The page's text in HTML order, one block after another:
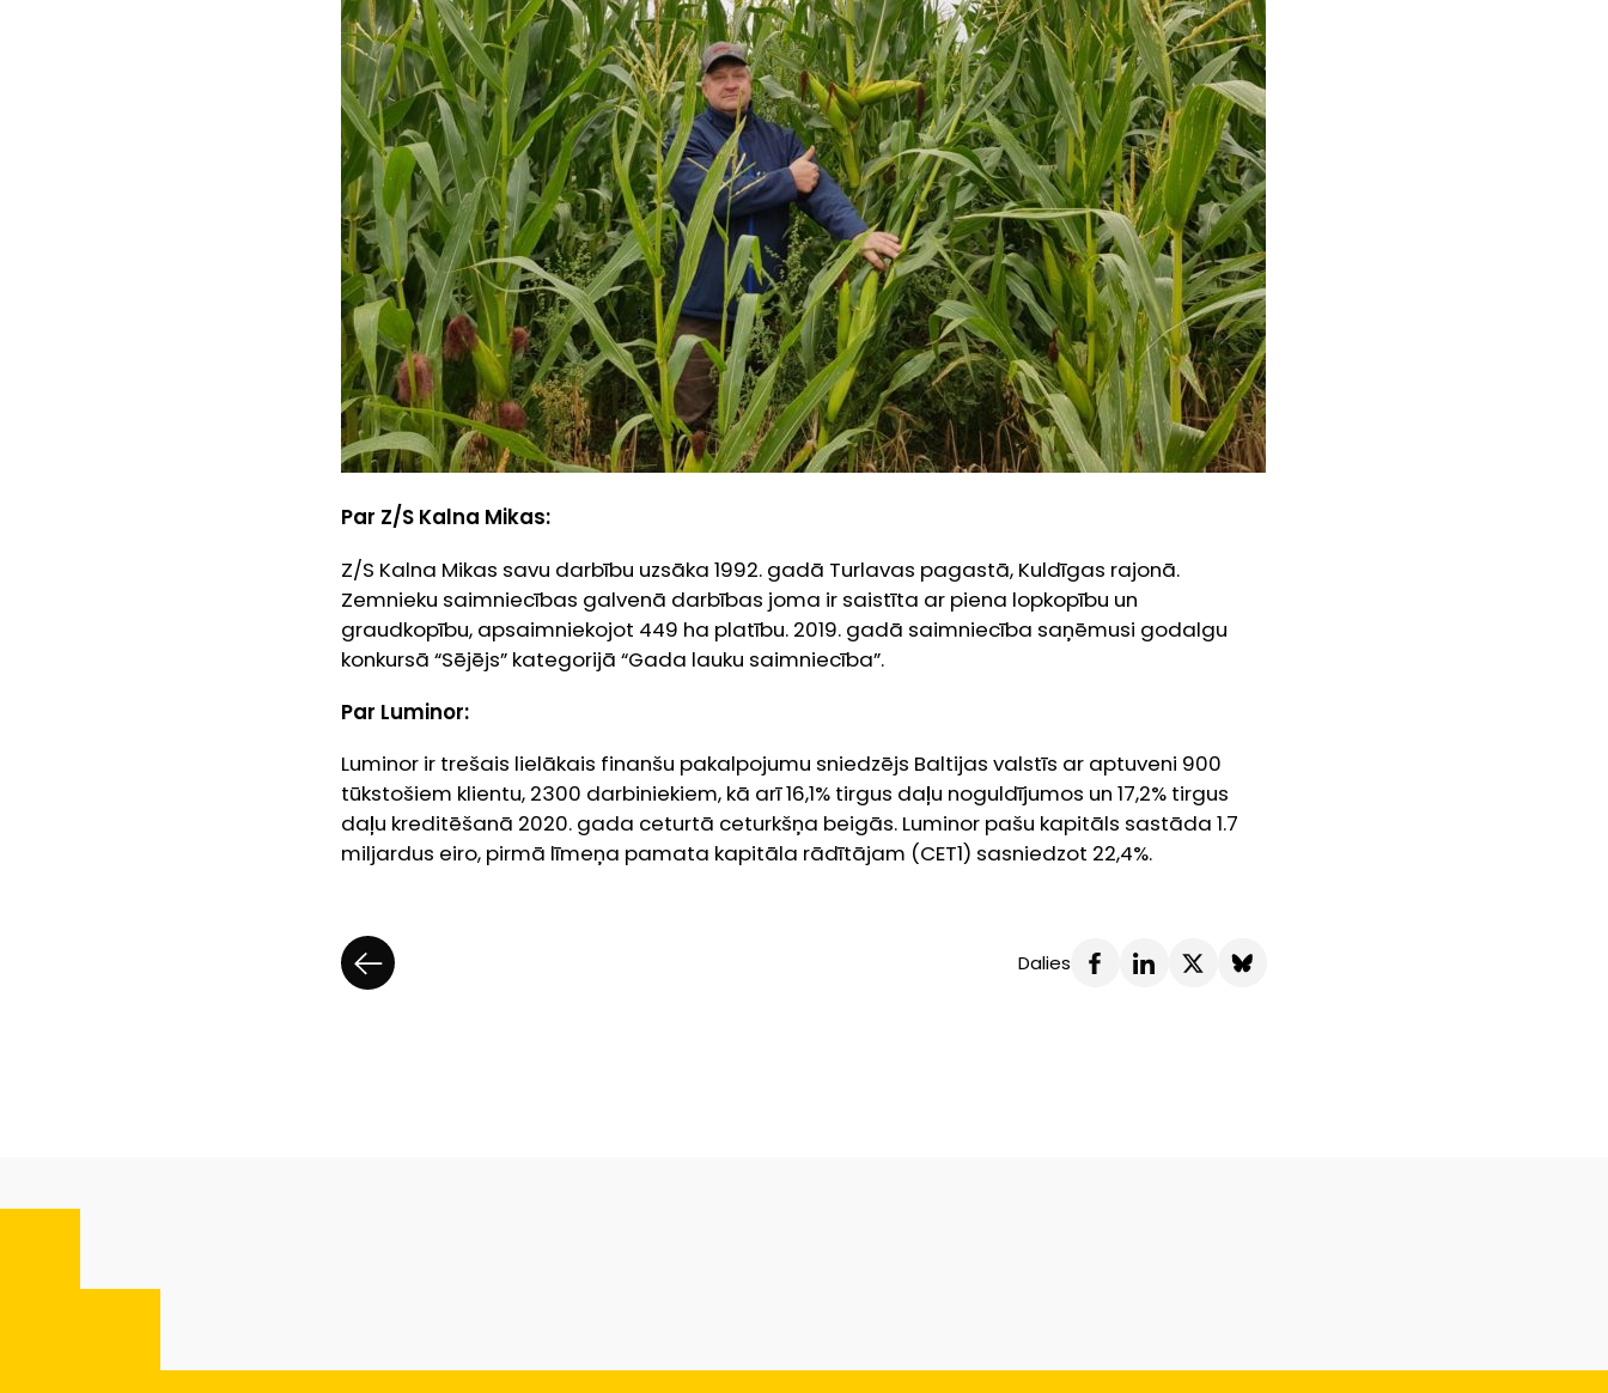
Par Z/S Kalna Mikas:
Z/S Kalna Mikas savu darbību uzsāka 1992. gadā Turlavas pagastā, Kuldīgas rajonā.
Zemnieku saimniecības galvenā darbības joma ir saistīta ar piena lopkopību un
graudkopību, apsaimniekojot 449 ha platību. 2019. gadā saimniecība saņēmusi godalgu
konkursā “Sējējs” kategorijā “Gada lauku saimniecība”.
Par Luminor:
Luminor ir trešais lielākais finanšu pakalpojumu sniedzējs Baltijas valstīs ar aptuveni 900
tūkstošiem klientu, 2300 darbiniekiem, kā arī 16,1% tirgus daļu noguldījumos un 17,2% tirgus
daļu kreditēšanā 2020. gada ceturtā ceturkšņa beigās. Luminor pašu kapitāls sastāda 1.7
miljardus eiro, pirmā līmeņa pamata kapitāla rādītājam (CET1) sasniedzot 22,4%.
Dalies